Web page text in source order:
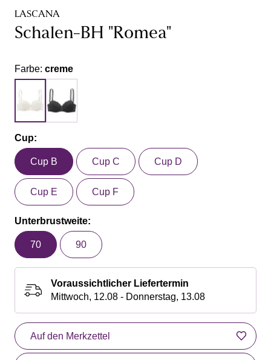
LASCANA
Schalen-BH "Romea"
Farbe: creme
Cup:
Cup B Cup C Cup D
Cup E Cup F
Unterbrustweite:
70 90
Voraussichtlicher Liefertermin
Mittwoch, 12.08 - Donnerstag, 13.08
Auf den Merkzettel